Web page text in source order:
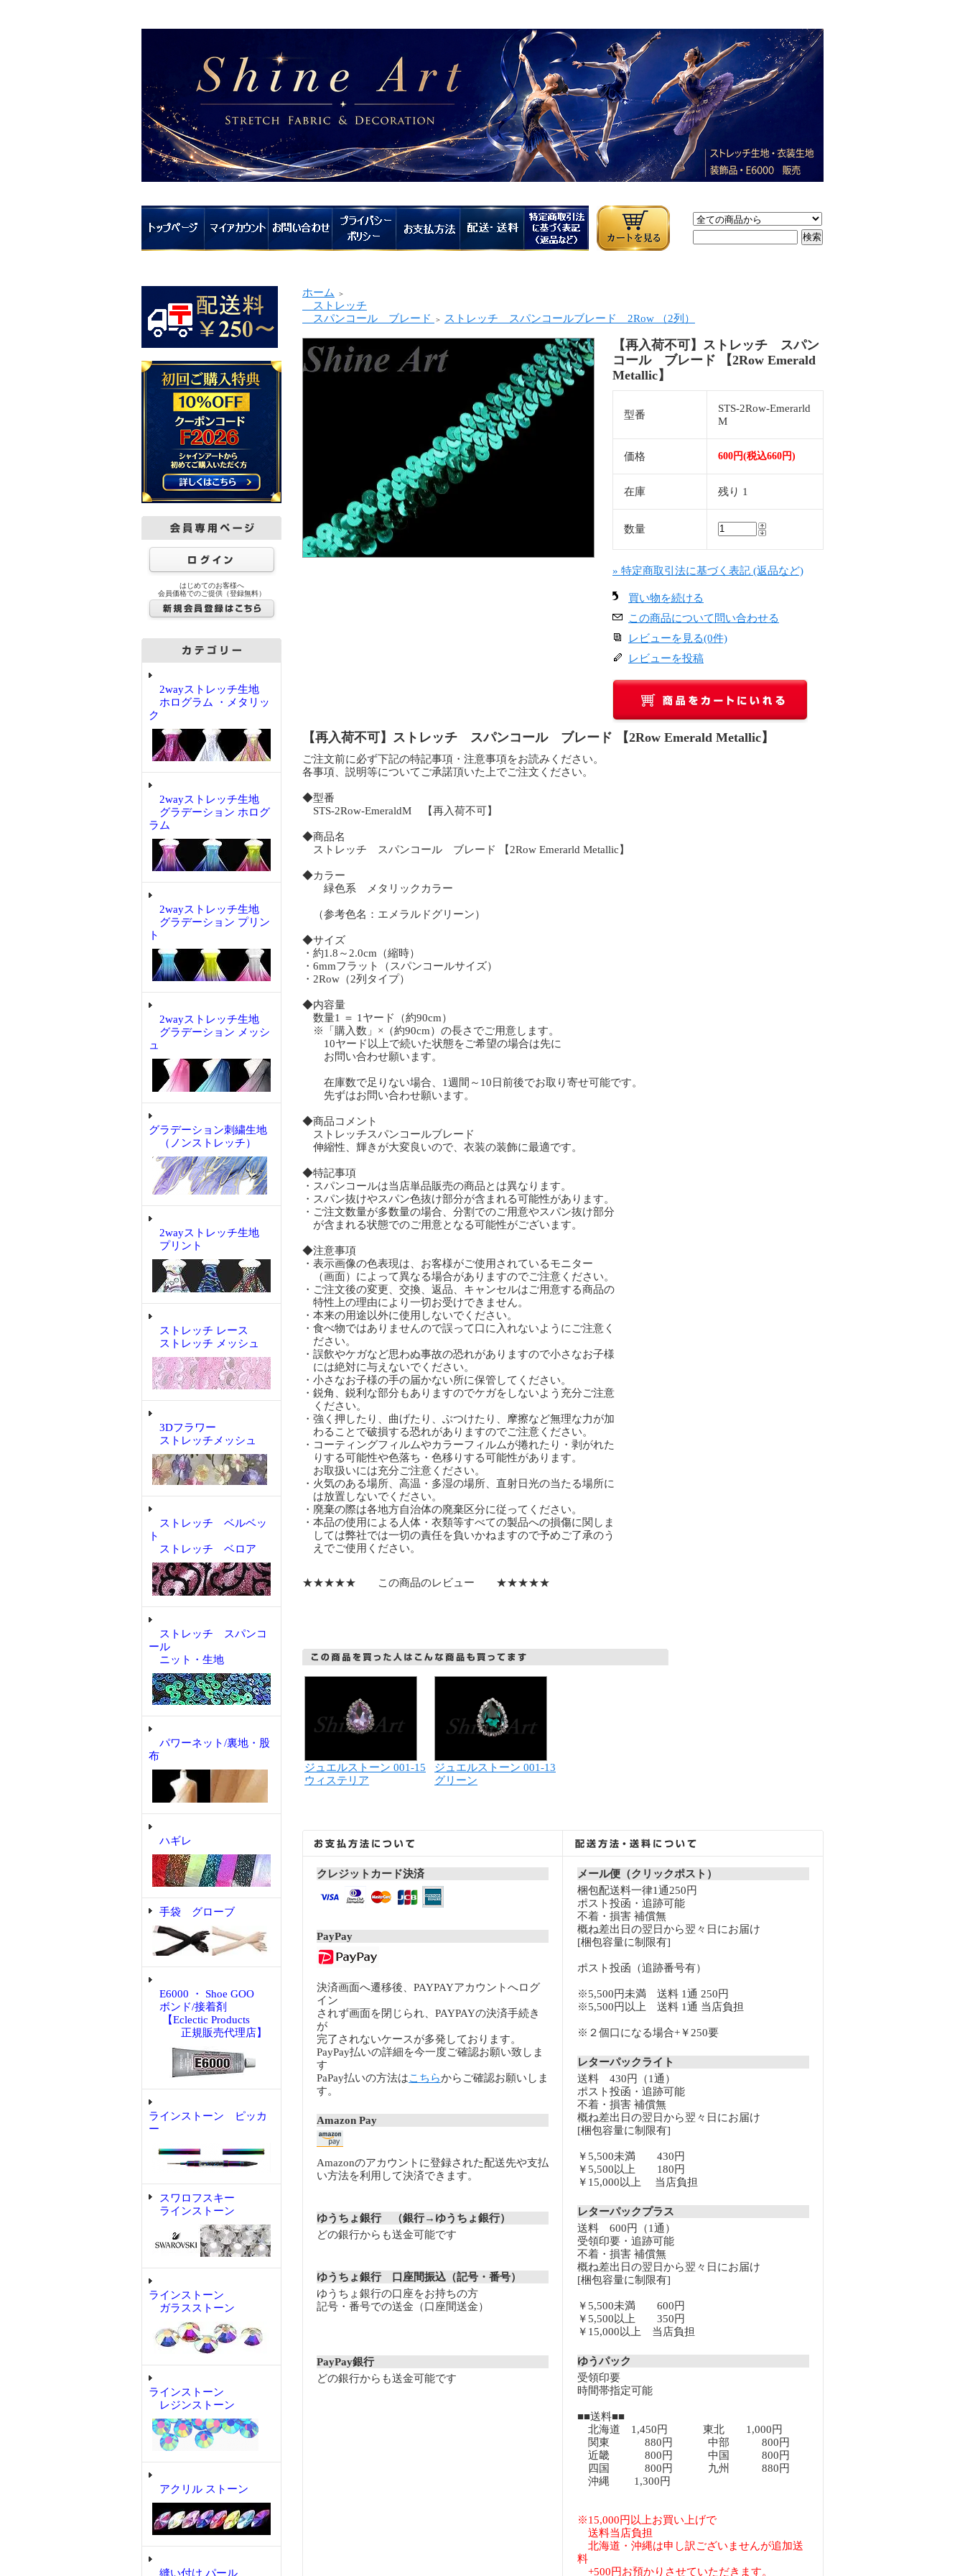
はじめてのお客様へ
会員価格でのご提供（登録無料）
2wayストレッチ生地
ホログラム ・メタリッ
ク
2wayストレッチ生地
グラデーション ホログ
ラム
2wayストレッチ生地
グラデーション プリン
ト
2wayストレッチ生地
グラデーション メッシ
ュ
グラデーション刺繍生地
（ノンストレッチ）
2wayストレッチ生地
プリント
ストレッチ レース
ストレッチ メッシュ
3Dフラワー
ストレッチメッシュ
ストレッチ ベルベッ
ト
ストレッチ ベロア
ストレッチ スパンコ
ール
ニット・生地
パワーネット/裏地・股
布
ハギレ
手袋 グローブ
E6000 ・ Shoe GOO
ボンド/接着剤
【Eclectic Products
正規販売代理店】
ラインストーン ピッカ
ー
スワロフスキー
ラインストーン
ラインストーン
ガラスストーン
ラインストーン
レジンストーン
アクリル ストーン
縫い付け パール
ホーム ＞
ストレッチ
スパンコール ブレード
＞ ストレッチ スパンコールブレード 2Row （2列）
【再入荷不可】ストレッチ スパン
コール ブレード 【2Row Emerald
Metallic】
型番
STS-2Row-Emerarld
M
価格 600円(税込660円)
在庫 残り 1
数量
» 特定商取引法に基づく表記 (返品など)
買い物を続ける
この商品について問い合わせる
レビューを見る(0件)
レビューを投稿
【再入荷不可】ストレッチ スパンコール ブレード 【2Row Emerald Metallic】
ご注文前に必ず下記の特記事項・注意事項をお読みください。
各事項、説明等についてご承諾頂いた上でご注文ください。
◆型番
STS-2Row-EmeraldM 【再入荷不可】
◆商品名
ストレッチ スパンコール ブレード 【2Row Emerarld Metallic】
◆カラー
緑色系 メタリックカラー
（参考色名：エメラルドグリーン）
◆サイズ
・約1.8～2.0cm（縮時）
・6mmフラット（スパンコールサイズ）
・2Row（2列タイプ）
◆内容量
数量1 ＝ 1ヤード（約90cm）
※「購入数」×（約90cm）の長さでご用意します。
10ヤード以上で続いた状態をご希望の場合は先に
お問い合わせ願います。
在庫数で足りない場合、1週間～10日前後でお取り寄せ可能です。
先ずはお問い合わせ願います。
◆商品コメント
ストレッチスパンコールブレード
伸縮性、輝きが大変良いので、衣装の装飾に最適です。
◆特記事項
・スパンコールは当店単品販売の商品とは異なります。
・スパン抜けやスパン色抜け部分が含まれる可能性があります。
・ご注文数量が多数量の場合、分割でのご用意やスパン抜け部分
が含まれる状態でのご用意となる可能性がございます。
◆注意事項
・表示画像の色表現は、お客様がご使用されているモニター
（画面）によって異なる場合がありますのでご注意ください。
・ご注文後の変更、交換、返品、キャンセルはご用意する商品の
特性上の理由により一切お受けできません。
・本来の用途以外に使用しないでください。
・食べ物ではありませんので誤って口に入れないようにご注意く
ださい。
・誤飲やケガなど思わぬ事故の恐れがありますので小さなお子様
には絶対に与えないでください。
・小さなお子様の手の届かない所に保管してください。
・鋭角、鋭利な部分もありますのでケガをしないよう充分ご注意
ください。
・強く押したり、曲げたり、ぶつけたり、摩擦など無理な力が加
わることで破損する恐れがありますのでご注意ください。
・コーティングフィルムやカラーフィルムが捲れたり・剥がれた
りする可能性や色落ち・色移りする可能性があります。
お取扱いには充分ご注意ください。
・火気のある場所、高温・多湿の場所、直射日光の当たる場所に
は放置しないでください。
・廃棄の際は各地方自治体の廃棄区分に従ってください。
・本品の使用による人体・衣類等すべての製品への損傷に関しま
しては弊社では一切の責任を負いかねますので予めご了承のう
えでご使用ください。
★★★★★ この商品のレビュー ★★★★★
ジュエルストーン 001-15
ウィステリア
ジュエルストーン 001-13
グリーン
クレジットカード決済
PayPay
決済画面へ遷移後、PAYPAYアカウントへログ
イン
されず画面を閉じられ、PAYPAYの決済手続き
が
完了されないケースが多発しております。
PayPay払いの詳細を今一度ご確認お願い致しま
す
PaPay払いの方法はこちらからご確認お願いしま
す。
Amazon Pay
Amazonのアカウントに登録された配送先や支払
い方法を利用して決済できます。
ゆうちょ銀行 （銀行→ゆうちょ銀行）
どの銀行からも送金可能です
ゆうちょ銀行 口座間振込（記号・番号）
ゆうちょ銀行の口座をお持ちの方
記号・番号での送金（口座間送金）
PayPay銀行
どの銀行からも送金可能です
メール便（クリックポスト）
梱包配送料一律1通250円
ポスト投函・追跡可能
不着・損害 補償無
概ね差出日の翌日から翌々日にお届け
[梱包容量に制限有]
ポスト投函（追跡番号有）
※5,500円未満 送料 1通 250円
※5,500円以上 送料 1通 当店負担
※２個口になる場合+￥250要
レターパックライト
送料 430円（1通）
ポスト投函・追跡可能
不着・損害 補償無
概ね差出日の翌日から翌々日にお届け
[梱包容量に制限有]
￥5,500未満 430円
￥5,500以上 180円
￥15,000以上 当店負担
レターパックプラス
送料 600円（1通）
受領印要・追跡可能
不着・損害 補償無
概ね差出日の翌日から翌々日にお届け
[梱包容量に制限有]
￥5,500未満 600円
￥5,500以上 350円
￥15,000以上 当店負担
ゆうパック
受領印要
時間帯指定可能
■■送料■■
北海道 1,450円 東北 1,000円
関東 880円 中部 800円
近畿 800円 中国 800円
四国 800円 九州 880円
沖縄 1,300円
※15,000円以上お買い上げで
送料当店負担
北海道・沖縄は申し訳ございませんが追加送
料
+500円お預かりさせていただきます。